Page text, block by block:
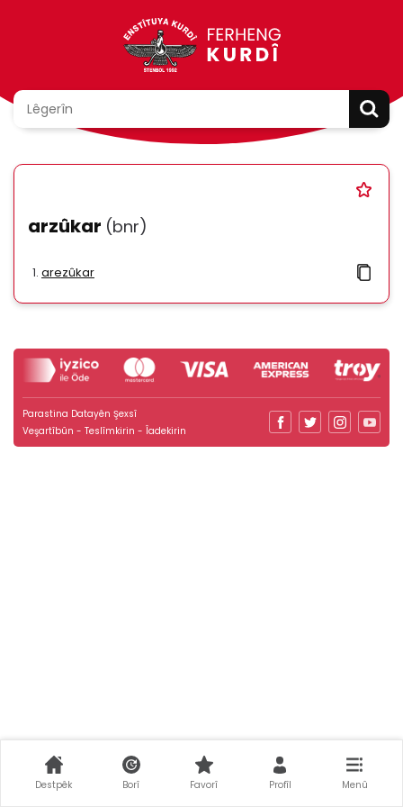
arzûkar (bnr)
arezûkar
Parastina Datayên Şexsî
Veşartîbûn - Teslîmkirin - Îadekirin
Destpêk Borî Favorî Profîl Menû